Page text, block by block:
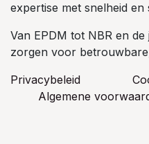
expertise met snelheid en
Van EPDM tot NBR en
zorgen voor
Privacybeleid
Algemene